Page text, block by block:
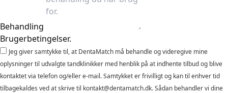
Behandling
Brugerbetingelser.
Jeg giver samtykke til, at DentaMatch må behandle og videregive mine
oplysninger til udvalgte tandklinikker med henblik på at indhente tilbud og blive
kontaktet via telefon og/eller e-mail. Samtykket er frivilligt og kan til enhver tid
tilbagekaldes ved at skrive til kontakt@dentamatch.dk. Sådan behandler vi dine